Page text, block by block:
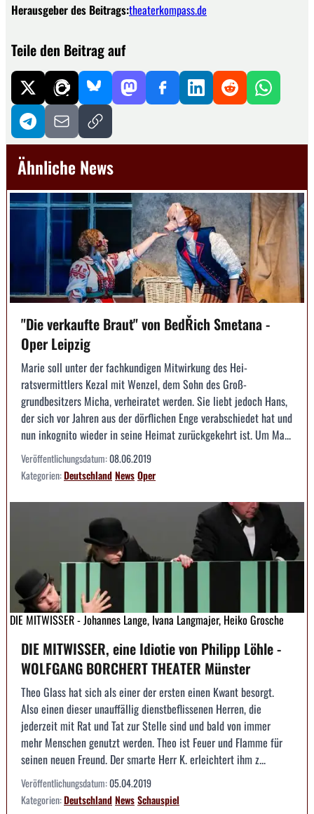
Herausgeber des Beitrags:theaterkompass.de
Teile den Beitrag auf
Ähnliche News
"Die verkaufte Braut" von BedŘich Smetana -
Oper Leipzig
Marie soll unter der fachkundigen Mitwirkung des Hei­
ratsvermittlers Kezal mit Wenzel, dem Sohn des Groß­
grundbesitzers Micha, verheiratet werden. Sie liebt ­jedoch Hans,
der sich vor Jahren aus der dörfli­chen Enge verabschiedet hat und
nun inkognito ­wieder in seine Heimat zurückgekehrt ist. Um Ma...
Veröffentlichungsdatum:08.06.2019
Kategorien:DeutschlandNewsOper
DIE MITWISSER - Johannes Lange, Ivana Langmajer, Heiko Grosche
DIE MITWISSER, eine Idiotie von Philipp Löhle -
WOLFGANG BORCHERT THEATER Münster
Theo Glass hat sich als einer der ersten einen Kwant besorgt.
Also einen dieser unauffällig dienstbeflissenen Herren, die
jederzeit mit Rat und Tat zur Stelle sind und bald von immer
mehr Menschen genutzt werden. Theo ist Feuer und Flamme für
seinen neuen Freund. Der smarte Herr K. erleichtert ihm z...
Veröffentlichungsdatum:05.04.2019
Kategorien:DeutschlandNewsSchauspiel